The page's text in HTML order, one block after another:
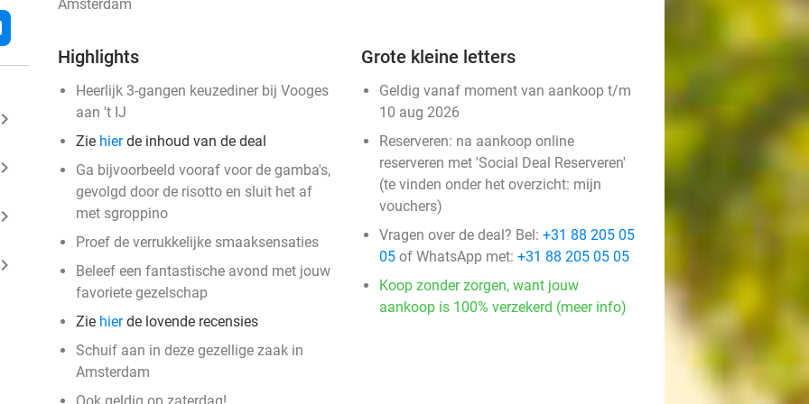
keyboard_arrow_right
keyboard_arrow_right
keyboard_arrow_right
keyboard_arrow_right
Amsterdam
Highlights
Heerlijk 3-gangen keuzediner bij Vooges
aan 't IJ
Zie hierde inhoud van de deal
Ga bijvoorbeeld vooraf voor de gamba's,
gevolgd door de risotto en sluit het af
met sgroppino
Proef de verrukkelijke smaaksensaties
Beleef een fantastische avond met jouw
favoriete gezelschap
Zie hierde lovende recensies
Schuif aan in deze gezellige zaak in
Amsterdam
Grote kleine letters
Geldig vanaf moment van aankoop t/m
10 aug 2026
Reserveren: na aankoop online
reserveren met 'Social Deal Reserveren'
(te vinden onder het overzicht: mijn
vouchers)
Vragen over de deal? Bel: +31 88 205 05
05 of WhatsApp met: +31 88 205 05 05
Koop zonder zorgen, want jouw
aankoop is 100% verzekerd (meer info)